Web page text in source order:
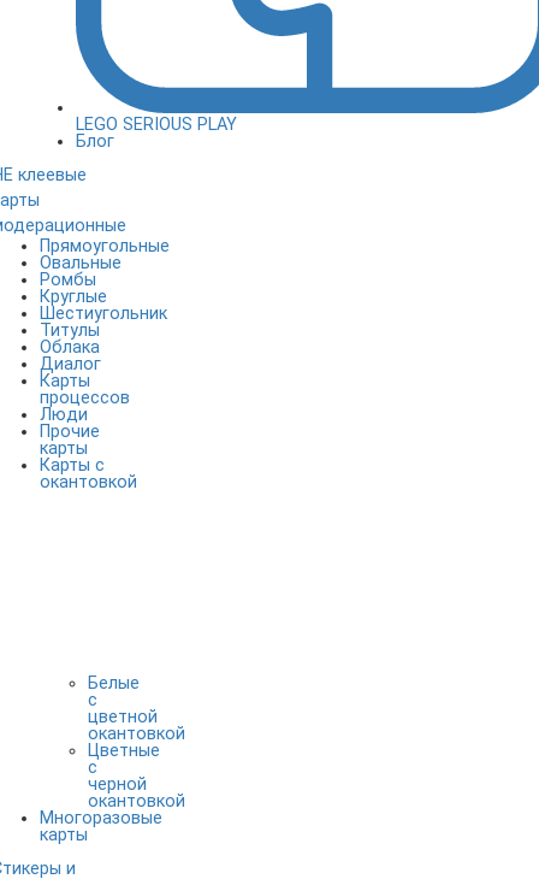
LEGO SERIOUS PLAY
Блог
клеевые
Прямоугольные
Овальные
Ромбы
Круглые
Шестиугольник
Титулы
Облака
Диалог
Карты
процессов
Люди
Прочие
карты
Карты с
окантовкой
Белые
с
цветной
окантовкой
Цветные
с
черной
окантовкой
Многоразовые
карты
и